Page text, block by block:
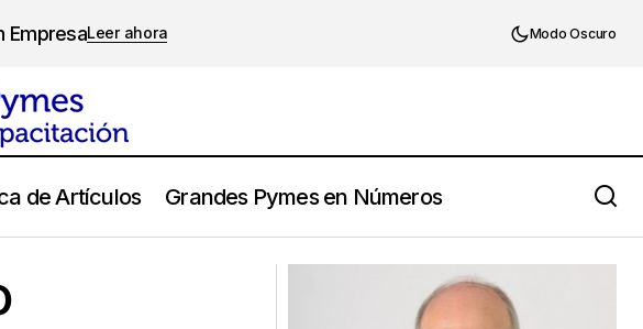
EmpresaLeer ahora Modo Oscuro
de Artículos Grandes Pymes en Números
organizacional?
Liderazgo: si no llevas la bola.... no
puedes dirigir el equipo